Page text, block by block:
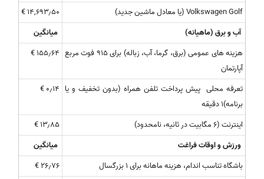
Volkswagen Golf (یا معادل ماشین جدید)
۱۴,۶۹۳٫۵۰ €
آب و برق (ماهیانه)
میانگین
هزینه های عمومی (برق، گرما، آب، زباله) برای ۹۱۵ فوت مربع
آپارتمان
۱۵۵٫۶۴ €
تعرفه محلی پیش پرداخت تلفن همراه (بدون تخفیف و یا
برنامه)۱ دقیقه
۰٫۱۴ €
اینترنت (۶ مگابیت در ثانیه، نامحدود)
۱۳٫۸۵ €
ورزش و اوقات فراغت
میانگین
باشگاه تناسب اندام، هزینه ماهانه برای ۱ بزرگسال
۲۶٫۷۶ €